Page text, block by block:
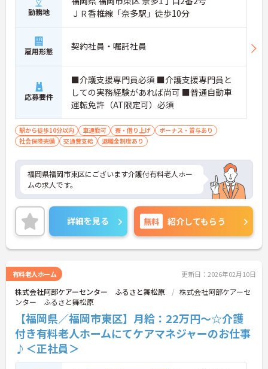
勤務地
ＪＲ香椎線「奈多駅」徒歩10分
雇用形態 契約社員・嘱託社員
応募要件
■介護支援専門員必須 ■介護支援専門員と
しての実務経験があれば尚可 ■普通自動車
運転免許（AT限定可）必須
駅から徒歩10分以内 車通勤可 寮・借り上げ
ボーナス・賞与あり
社会保険完備
交通費支給 退職金制度あり
福岡県福岡市東区にございます介護付有料老人ホー
ムの求人です。
詳細を見る 無料 紹介してもらう
有料老人ホーム 更新日：2026年02月10日
株式会社阿部ケアーセンター ふるさと舞松原
株式会社阿部ケアーセ
ンター ふるさと舞松原
【福岡県／福岡市東区】月給：22万円～☆介護
付き有料老人ホームにてケアマネジャーのお仕事
♪＜正社員＞